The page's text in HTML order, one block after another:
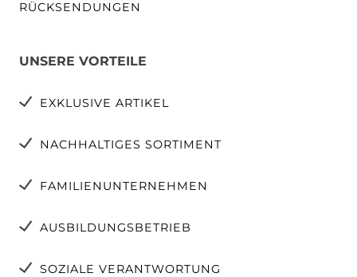
RÜCKSENDUNGEN
UNSERE VORTEILE
EXKLUSIVE ARTIKEL
NACHHALTIGES SORTIMENT
FAMILIENUNTERNEHMEN
AUSBILDUNGSBETRIEB
SOZIALE VERANTWORTUNG